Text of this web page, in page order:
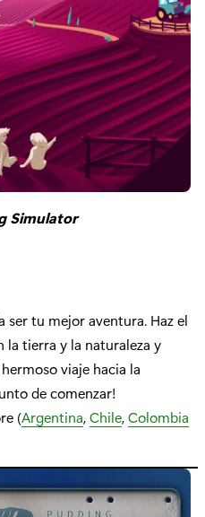
Simulator
ser tu mejor aventura. Haz el
tierra y la naturaleza y
viaje hacia la
de comenzar!
(Argentina,Chile,Colombia